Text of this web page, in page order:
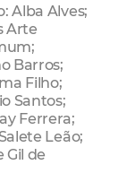
Alba Alves;
Arte
Barros;
Filho;
Santos;
Ferrera;
Leão;
Gil de